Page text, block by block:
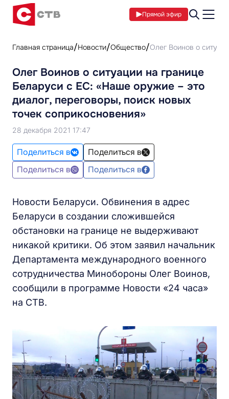
Прямой эфир
Главная страница Новости Общество Олег Воинов о
Олег Воинов о ситуации на границе
Беларуси с ЕС: «Наше оружие – это
диалог, переговоры, поиск новых
точек соприкосновения»
28 декабря 2021 17:47
Поделиться в
Поделиться в
Поделиться в
Поделиться в
Новости Беларуси. Обвинения в адрес
Беларуси в создании сложившейся
обстановки на границе не выдерживают
никакой критики. Об этом заявил начальник
Департамента международного военного
сотрудничества Минобороны Олег Воинов,
сообщили в программе Новости «24 часа»
на СТВ.